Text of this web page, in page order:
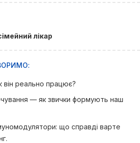
лікар
він реально працює?
— як звички формують наш
що справді варте